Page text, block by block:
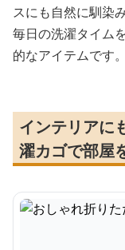
スにも自然に馴染み
毎日の洗濯タイム
的なアイテムです。
インテリアに
濯カゴで部屋